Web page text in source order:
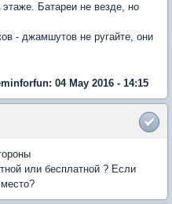
Батареи не везде, но
- джамшутов не ругайте, они
04 May 2016 - 14:15
или бесплатной ? Если